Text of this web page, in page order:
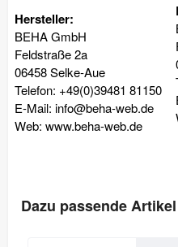
Hersteller:
BEHA GmbH
Feldstraße 2a
06458 Selke-Aue
Telefon: +49(0)39481 81150
E-Mail: info@beha-web.de
Web: www.beha-web.de
Dazu passende Artikel